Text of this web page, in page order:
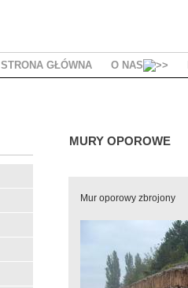
STRONA GŁÓWNA O NAS
MURY OPOROWE
Mur oporowy zbrojony